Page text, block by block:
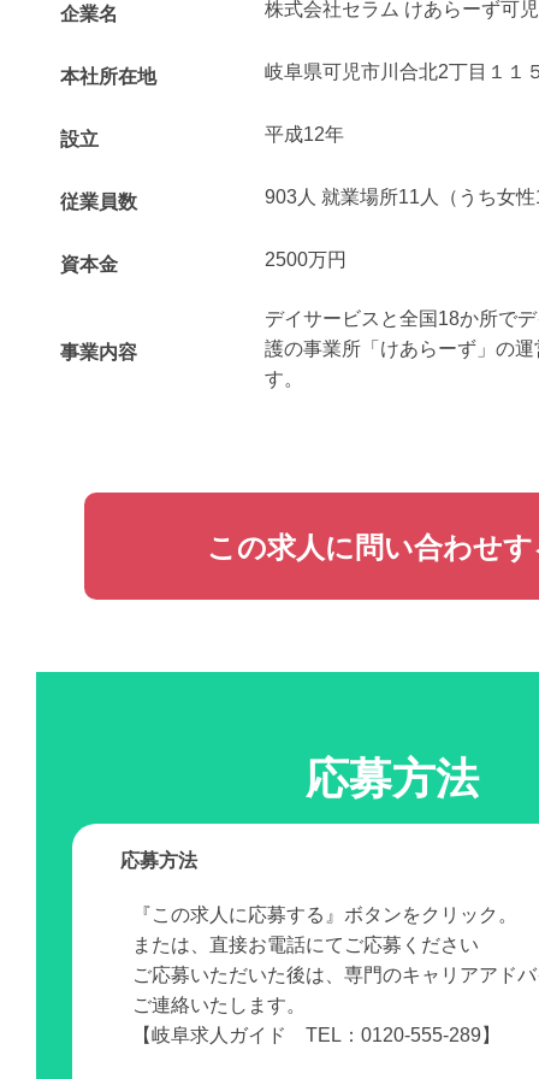
企業名 株式会社セラム けあらーず可児
本社所在地 岐阜県可児市川合北2丁目１１
設立 平成12年
従業員数 903人 就業場所11人（うち女
資本金 2500万円
事業内容
デイサービスと全国18か所で
護の事業所「けあらーず」の
す。
この求人に問い合わせ
応募方法
応募方法
『この求人に応募する』ボタンをクリック。
または、直接お電話にてご応募ください
ご応募いただいた後は、専門のキャリアアド
ご連絡いたします。
【岐阜求人ガイド TEL：0120-555-289】